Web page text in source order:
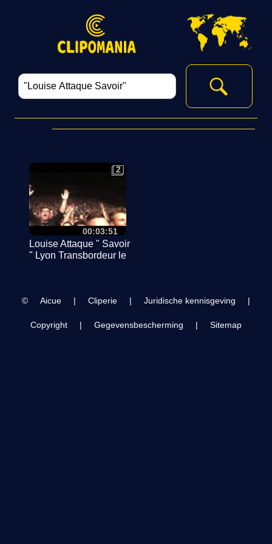
00:03:51
2
2
Louise Attaque " Savoir
" Lyon Transbordeur le
© Aicue | Cliperie | Juridische kennisgeving |
Copyright | Gegevensbescherming | Sitemap